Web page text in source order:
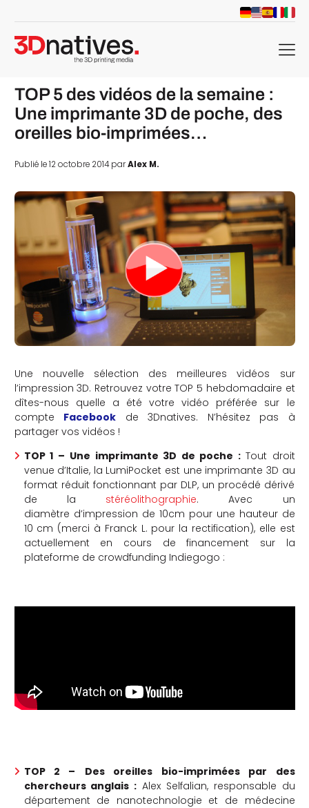
menu
TOP 5 des vidéos de la semaine :
Une imprimante 3D de poche, des
oreilles bio-imprimées…
Publié le 12 octobre 2014 parAlex M.
Une nouvelle sélection des meilleures vidéos sur
l’impression 3D. Retrouvez votre TOP 5 hebdomadaire et
dîtes-nous quelle a été votre vidéo préférée sur le
compte Facebook de 3Dnatives. N’hésitez pas à
partager vos vidéos !
TOP 1 – Une imprimante 3D de poche :Tout droit
venue d’Italie, la LumiPocket est une imprimante 3D au
format réduit fonctionnant par DLP, un procédé dérivé
de la stéréolithographie. Avec un
diamètre d’impression de 10cm pour une hauteur de
10 cm (merci à Franck L. pour la rectification), elle est
actuellement en cours de financement sur la
plateforme de crowdfunding Indiegogo :
TOP 2 –
Des oreilles bio-imprimées par des
chercheurs anglais : Alex Selfalian, responsable du
département de nanotechnologie et de médecine